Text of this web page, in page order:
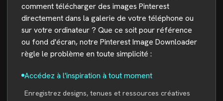
comment télécharger des images Pinterest
directement dans la galerie de votre téléphone ou
sur votre ordinateur ? Que ce soit pour référence
ou fond d'écran, notre Pinterest Image Downloader
règle le problème en toute simplicité :
Accédez à l'inspiration à tout moment
Enregistrez designs, tenues et ressources créatives